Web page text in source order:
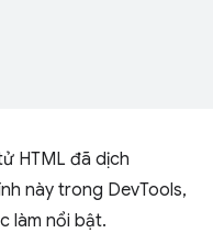
HTML đã dịch
này trong DevTools,
làm nổi bật.